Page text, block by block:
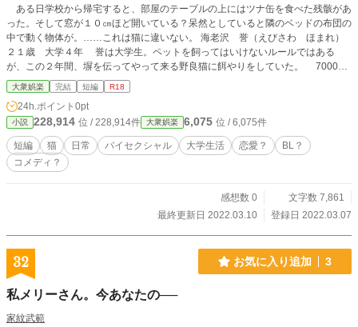
ある日学校から帰宅すると、部屋のテーブルの上にはツナ缶を食べた残骸があ
った。そして窓が１０㎝ほど開いている？呆然としていると隣のベッドの布団の
中で動く物体が。……これは猫に違いない。 海老沢 誉（えびさわ ほまれ）
２１歳 大学４年 誉は大学生。ペットを飼ってはいけないルールではある
が、この２年間、塀を伝ってやって来る野良猫に餌やりをしていた。 7000文
字強の短編になりました。今作品もよろしくお願いします。
大衆娯楽 完結 短編 R18
24h.ポイント 0pt
小説 228,914 位 / 228,914件 大衆娯楽 6,075 位 / 6,075件
短編 猫 日常 バイセクシャル 大学生活 恋愛？
BL？
コメディ？
感想数 0
文字数 7,861
最終更新日 2022.03.10
登録日 2022.03.07
32 お気に入り追加 3
私メリーさん。今あなたの──
家紋武範